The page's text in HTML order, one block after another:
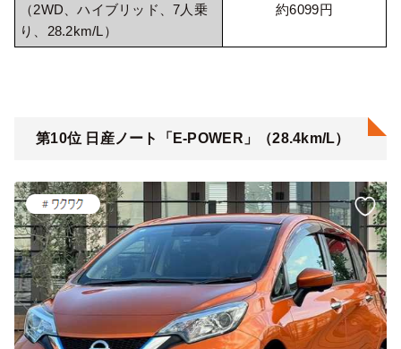
（2WD、ハイブリッド、7人乗
り、28.2km/L）
約6099円
第10位 日産ノート「E-POWER」（28.4km/L）